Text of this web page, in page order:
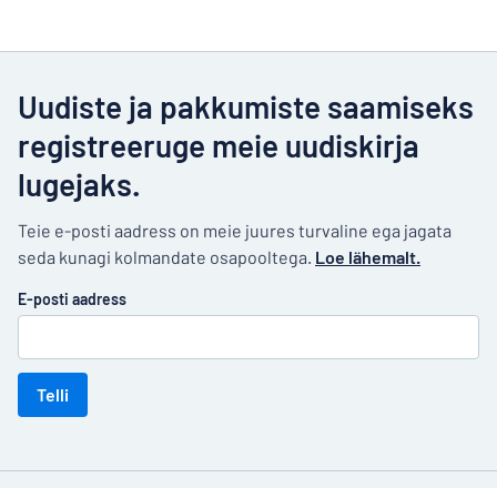
Uudiste ja pakkumiste saamiseks
registreeruge meie uudiskirja
lugejaks.
Teie e-posti aadress on meie juures turvaline ega jagata
seda kunagi kolmandate osapooltega. Loe lähemalt.
E-posti aadress
Telli